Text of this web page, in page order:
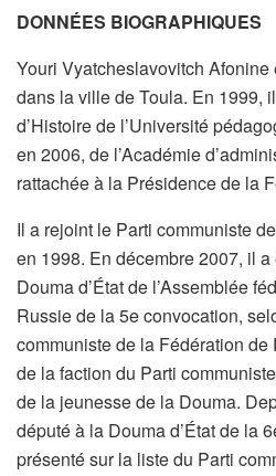
DONNÉES BIOGRAPHIQUES
Youri Vyatcheslavovitch
dans la ville de Toula. En 1999,
d’Histoire de l’Université
en 2006, de l’Académie
rattachée à la Présidence de la
Il a rejoint le Parti communiste
en 1998. En décembre 2007, il
Douma d’État de l’Assemblée
Russie de la 5e convocation,
communiste de la Fédération de
de la faction du Parti
de la jeunesse de la Douma.
député à la Douma d’État de la
présenté sur la liste du Parti